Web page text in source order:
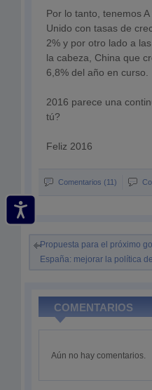
Por lo tanto, tenemos
Unido con tasas de
2% y por otro lado a
la cabeza, China que
6,8% del año en curso.
2016 parece una
tú?
Feliz 2016
Comentarios (11)
Propuesta para el próximo
España: mejorar la política
COMENTARIOS
Aún no hay comentarios.